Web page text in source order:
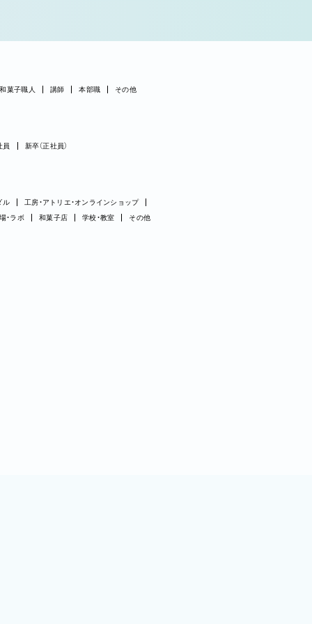
和菓子職人 講師 本部職 その他
員 新卒（正社員）
ル
工房・アトリエ・オンラインショップ
・ラボ 和菓子店 学校・教室 その他